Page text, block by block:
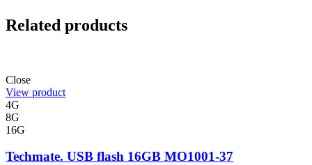
Related products
Close
View product
4G
8G
16G
Techmate. USB flash 16GB MO1001-37